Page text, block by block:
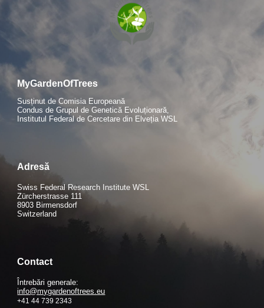
MyGardenOfTrees
Susținut de Comisia Europeană
Condus de Grupul de Genetică Evoluționară,
Institutul Federal de Cercetare din Elveția WSL
Adresă
Swiss Federal Research Institute WSL
Zürcherstrasse 111
8903 Birmensdorf
Switzerland
Contact
Întrebări generale:
info@mygardenoftrees.eu
+41 44 739 2343